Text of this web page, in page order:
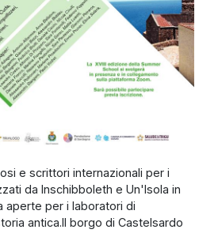
e scrittori internazionali per i
da Inschibboleth e Un'Isola in
aperte per i laboratori di
antica.Il borgo di Castelsardo